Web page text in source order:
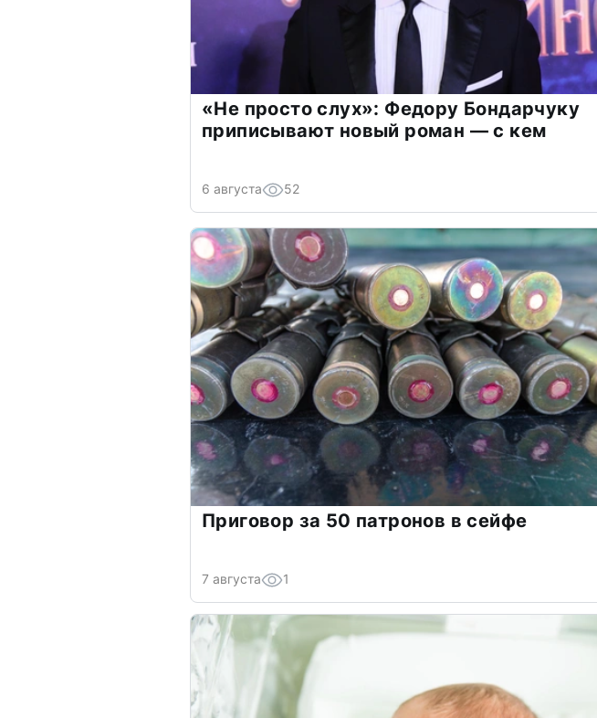
«Не просто слух»: Федору Бондарчуку
приписывают новый роман — с кем
6 августа 52
Приговор за 50 патронов в сейфе
7 августа 1